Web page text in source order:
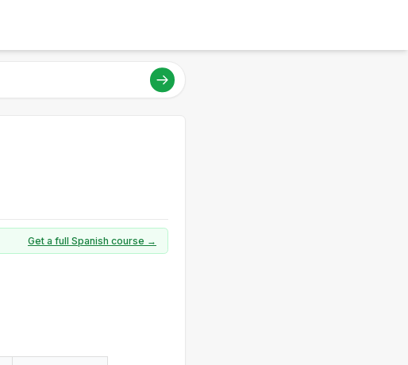
Get a full Spanish course →